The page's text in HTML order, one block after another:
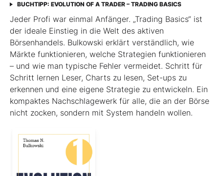
BUCHTIPP: EVOLUTION OF A TRADER – TRADING BASICS
Jeder Profi war einmal Anfänger. „Trading Basics“ ist
der ideale Einstieg in die Welt des aktiven
Börsenhandels. Bulkowski erklärt verständlich, wie
Märkte funktionieren, welche Strategien funktionieren
– und wie man typische Fehler vermeidet. Schritt für
Schritt lernen Leser, Charts zu lesen, Set-ups zu
erkennen und eine eigene Strategie zu entwickeln. Ein
kompaktes Nachschlagewerk für alle, die an der Börse
nicht zocken, sondern mit System handeln wollen.